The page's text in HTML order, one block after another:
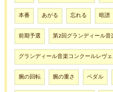
本番 あがる 忘れる 暗譜
前期予選 第2回グランディール
グランディール音楽コンクールレヴ
腕の回転 腕の重さ ペダル